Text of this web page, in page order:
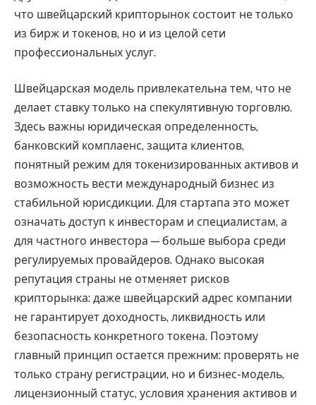
что швейцарский крипторынок состоит не только
из бирж и токенов, но и из целой сети
профессиональных услуг.
Швейцарская модель привлекательна тем, что не
делает ставку только на спекулятивную торговлю.
Здесь важны юридическая определенность,
банковский комплаенс, защита клиентов,
понятный режим для токенизированных активов и
возможность вести международный бизнес из
стабильной юрисдикции. Для стартапа это может
означать доступ к инвесторам и специалистам, а
для частного инвестора — больше выбора среди
регулируемых провайдеров. Однако высокая
репутация страны не отменяет рисков
крипторынка: даже швейцарский адрес компании
не гарантирует доходность, ликвидность или
безопасность конкретного токена. Поэтому
главный принцип остается прежним: проверять не
только страну регистрации, но и бизнес-модель,
лицензионный статус, условия хранения активов и